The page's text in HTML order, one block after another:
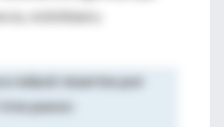
visibilidad y
reducir muertes por
pasos: